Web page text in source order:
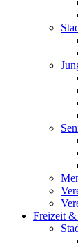
Freizeit